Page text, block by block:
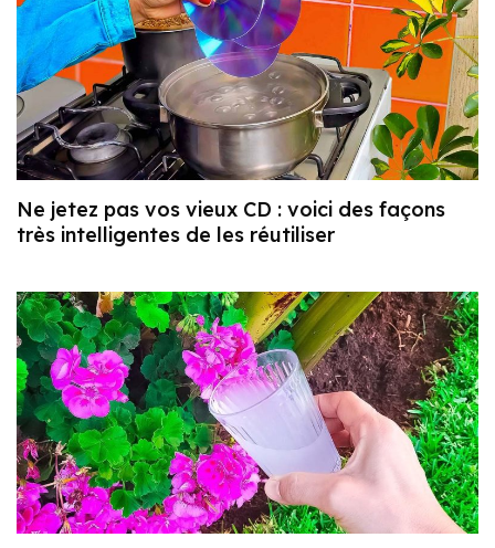
Ne jetez pas vos vieux CD : voici des façons
très intelligentes de les réutiliser